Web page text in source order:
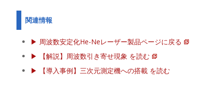
関連情報
▶ 周波数安定化He-Neレーザー製品ページに戻る
▶ 【解説】周波数引き寄せ現象 を読む
▶ 【導入事例】三次元測定機への搭載 を読む